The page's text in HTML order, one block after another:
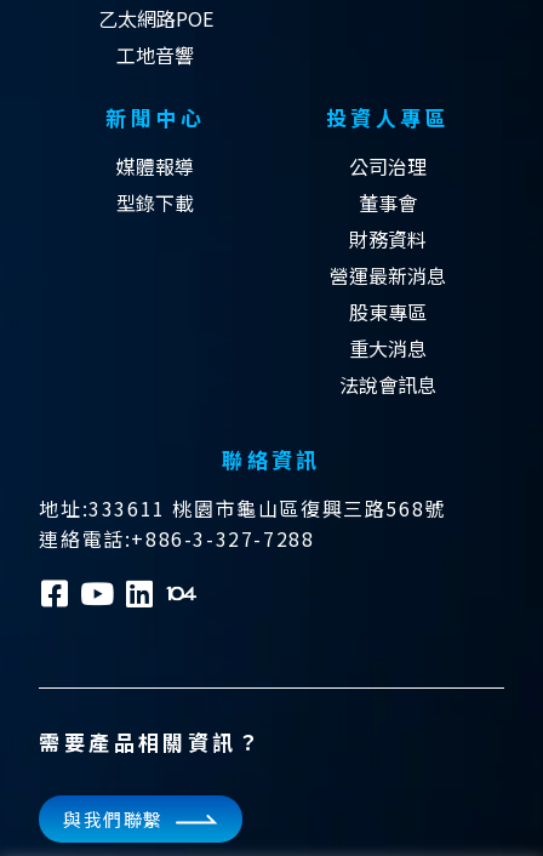
乙太網路POE
工地音響
新聞中心
媒體報導
型錄下載
投資人專區
公司治理
董事會
財務資料
營運最新消息
股東專區
重大消息
法說會訊息
聯絡資訊
地址:333611 桃園市龜山區復興三路568號
連絡電話:+886-3-327-7288
需要產品相關資訊？
與我們聯繫